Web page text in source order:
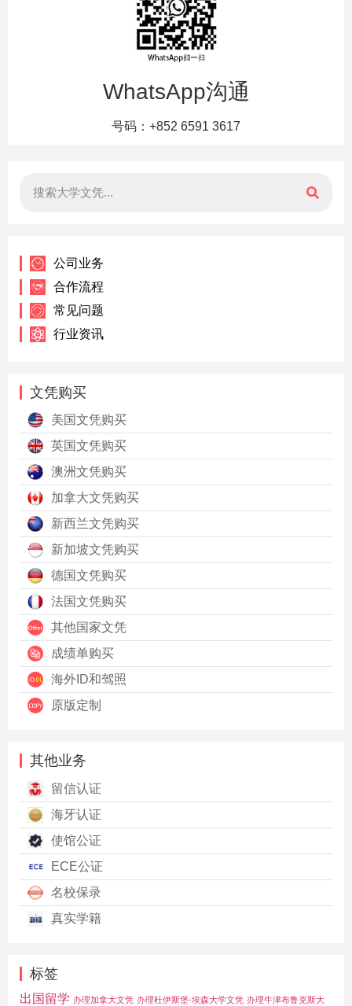
WhatsApp沟通
号码：+852 6591 3617
公司业务
合作流程
常见问题
行业资讯
文凭购买
美国文凭购买
英国文凭购买
澳洲文凭购买
加拿大文凭购买
新西兰文凭购买
新加坡文凭购买
德国文凭购买
法国文凭购买
其他国家文凭
成绩单购买
海外ID和驾照
原版定制
其他业务
留信认证
海牙认证
使馆公证
ECE公证
名校保录
真实学籍
标签
出国留学 办理加拿大文凭 办理杜伊斯堡-埃森大学文凭 办理牛津布鲁克斯大